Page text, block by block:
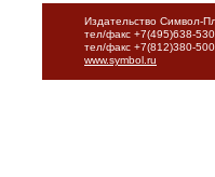
Издательство Символ-
тел/факс +7(495)638-
тел/факс +7(812)380-
www.symbol.ru